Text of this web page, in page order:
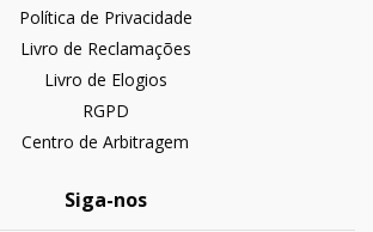
Política de Privacidade
Livro de Reclamações
Livro de Elogios
RGPD
Centro de Arbitragem
Siga-nos